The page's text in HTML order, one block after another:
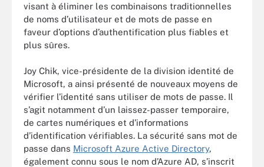
visant à éliminer les combinaisons traditionnelles
de noms d’utilisateur et de mots de passe en
faveur d’options d’authentification plus fiables et
plus sûres.
Joy Chik, vice-présidente de la division identité de
Microsoft, a ainsi présenté de nouveaux moyens de
vérifier l’identité sans utiliser de mots de passe. Il
s’agit notamment d’un laissez-passer temporaire,
de cartes numériques et d’informations
d’identification vérifiables. La sécurité sans mot de
passe dans Microsoft Azure Active Directory,
également connu sous le nom d’Azure AD, s’inscrit